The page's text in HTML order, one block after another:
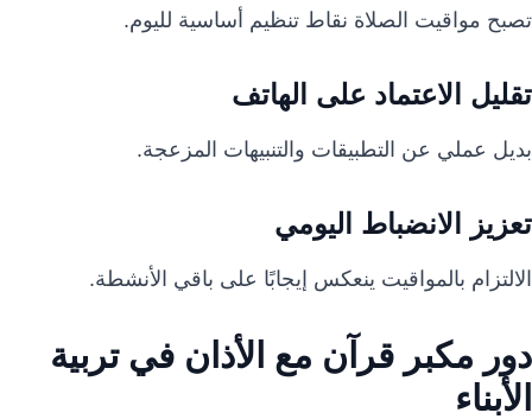
تصبح مواقيت الصلاة نقاط تنظيم أساسية لليوم.
تقليل الاعتماد على الهاتف
بديل عملي عن التطبيقات والتنبيهات المزعجة.
تعزيز الانضباط اليومي
الالتزام بالمواقيت ينعكس إيجابًا على باقي الأنشطة.
دور مكبر قرآن مع الأذان في تربية
الأبناء